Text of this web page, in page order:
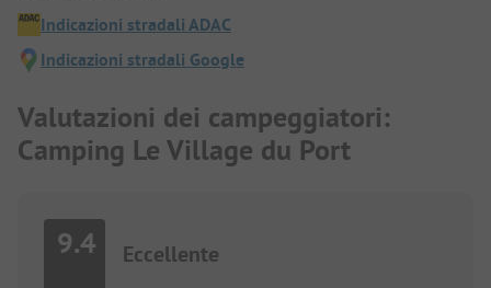
Indicazioni stradali ADAC
Indicazioni stradali Google
Valutazioni dei campeggiatori:
Camping Le Village du Port
9.4 Eccellente